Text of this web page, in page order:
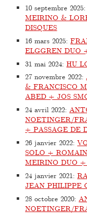
10 septembre 2025
MEIRINO &
DISQUES
16 mars 2025:
ELGGREN DUO
31 mai 2024:HU
27 novembre 2022:
& FRANCISCO
ABED + JOS
24 avril 2022:
NOETINGER/
+ PASSAGE DE
26 janvier 2022:
SOLO +
MEIRINO DUO +
24 janvier 2021:
JEAN PHILIPPE
28 octobre 2020:
NOETINGER/